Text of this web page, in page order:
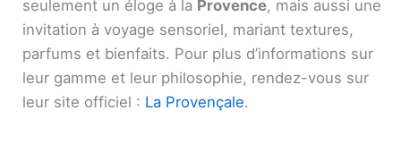
seulement un éloge à la Provence, mais aussi une
invitation à voyage sensoriel, mariant textures,
parfums et bienfaits. Pour plus d’informations sur
leur gamme et leur philosophie, rendez-vous sur
leur site officiel : La Provençale.